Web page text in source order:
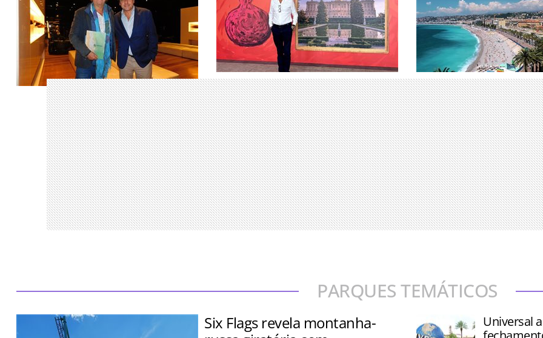
Aventora Baía Formosa Resort terá 70
quartos, 28 villas branded residences e
será inaugurado em 2029
Encontro reuniu associados e
parceiros Serandipians e Takumians by
Traveller Made de 77 países
Pesquisa analisou 25
determinar onde os
ricos escolhem passar seu
PARQUES TEMÁTICOS
Six Flags revela montanha-
Universal